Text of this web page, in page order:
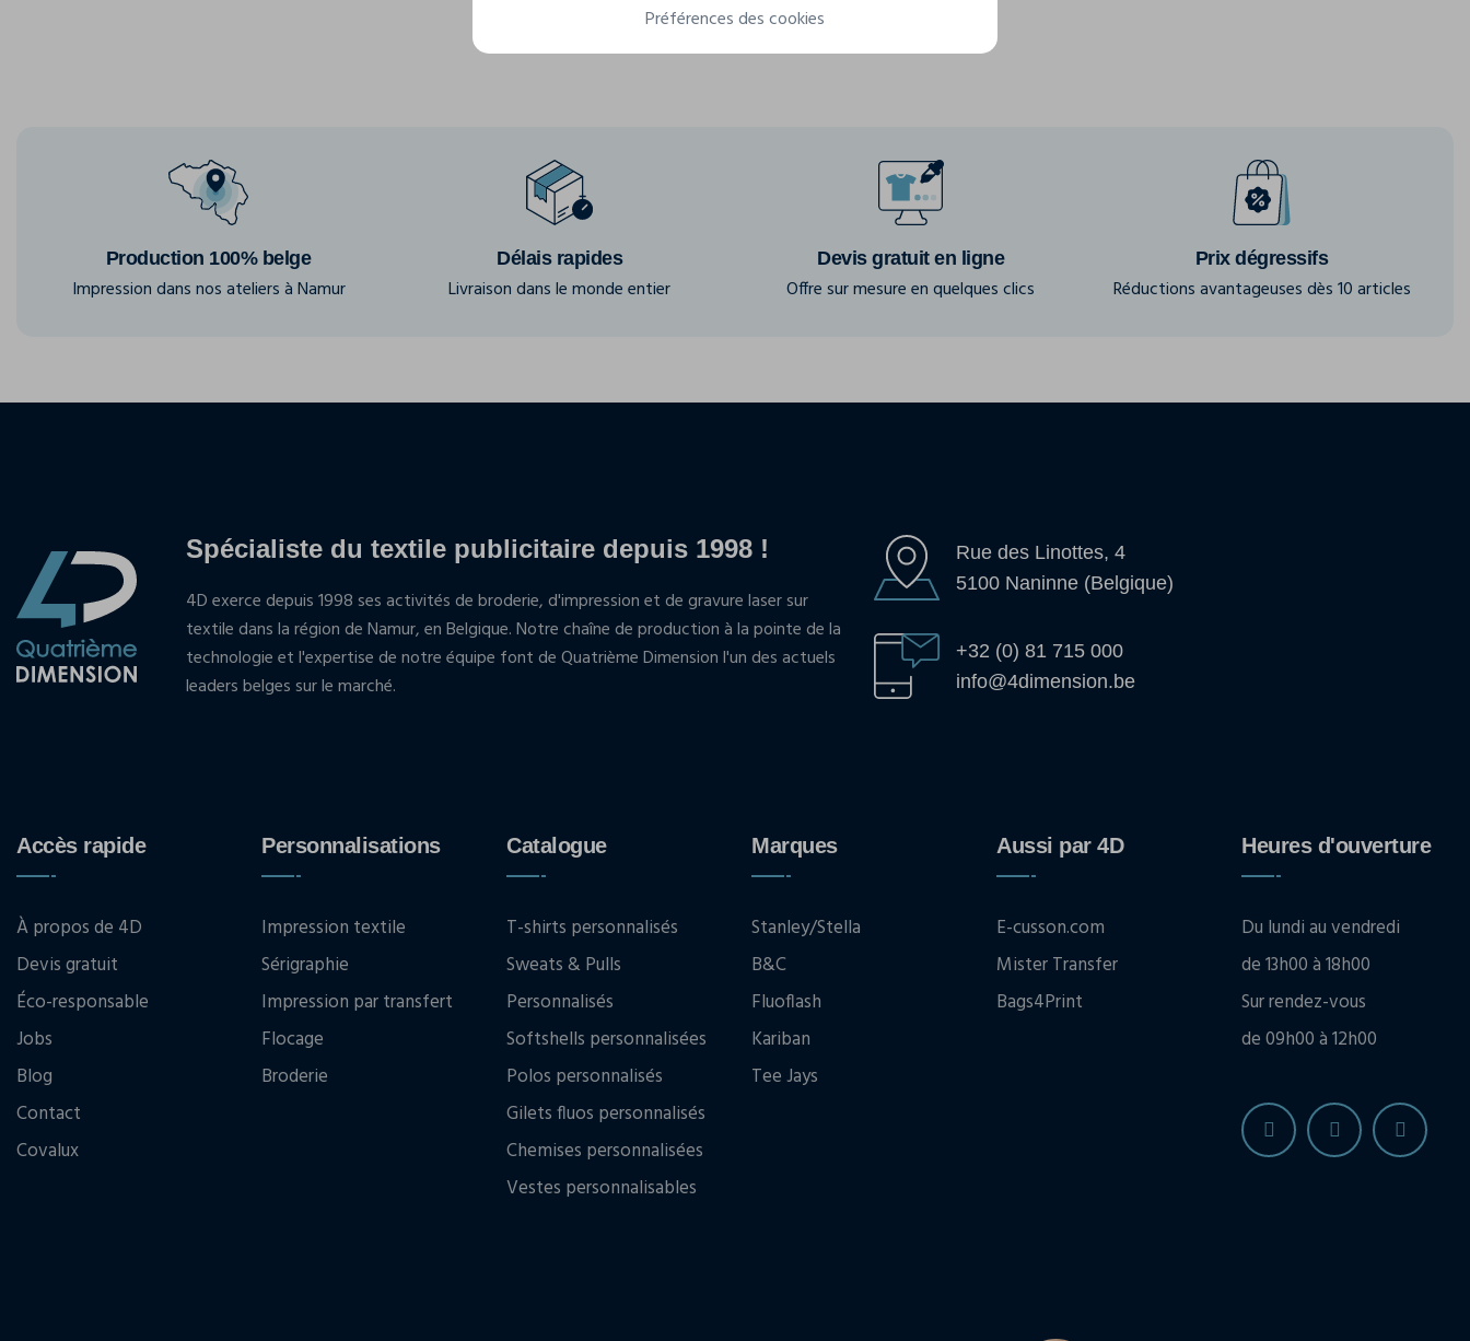
Production 100% belge
Impression dans nos ateliers à Namur
Délais rapides
Livraison dans le monde entier
Devis gratuit en ligne
Offre sur mesure en quelques clics
Prix dégressifs
Réductions avantageuses dès 10 articles
Spécialiste du textile publicitaire depuis 1998 !
4D exerce depuis 1998 ses activités de broderie, d'impression et de gravure laser sur
textile dans la région de Namur, en Belgique. Notre chaîne de production à la pointe de la
technologie et l'expertise de notre équipe font de Quatrième Dimension l'un des actuels
leaders belges sur le marché.
Rue des Linottes, 4
5100 Naninne (Belgique)
+32 (0) 81 715 000
info@4dimension.be
Accès rapide
À propos de 4D
Devis gratuit
Éco-responsable
Jobs
Blog
Contact
Covalux
Personnalisations
Impression textile
Sérigraphie
Impression par transfert
Flocage
Broderie
Catalogue
T-shirts personnalisés
Sweats & Pulls
Personnalisés
Softshells personnalisées
Polos personnalisés
Gilets fluos personnalisés
Chemises personnalisées
Vestes personnalisables
Marques
Stanley/Stella
B&C
Fluoflash
Kariban
Tee Jays
Aussi par 4D
E-cusson.com
Mister Transfer
Bags4Print
Heures d'ouverture
Du lundi au vendredi
de 13h00 à 18h00
Sur rendez-vous
de 09h00 à 12h00
Préférences des cookies